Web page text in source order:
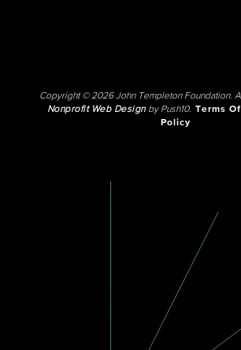
Copyright © 2026 John Templeton Foundation.
Nonprofit Web Designby Push10. Terms
Policy